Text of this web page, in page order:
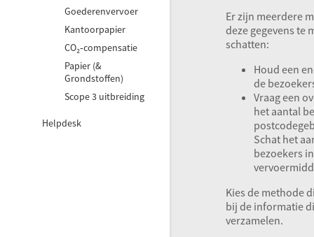
Goederenvervoer
Kantoorpapier
CO₂‑compensatie
Papier (&
Grondstoffen)
Scope 3 uitbreiding
Helpdesk
Er zijn meerdere
deze gegevens te
schatten:
Houd een
de
Vraag een
het aantal
Schat het
bezoekers
Kies de methode
bij de informatie
verzamelen.